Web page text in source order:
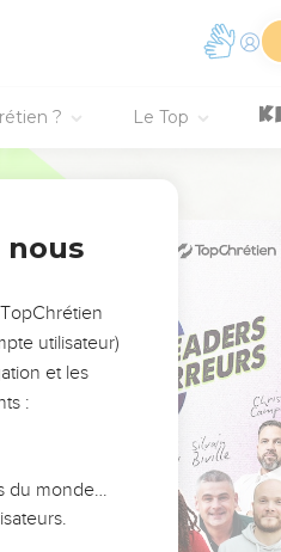
? Le Top
utilisateur)
et les
:
du monde…